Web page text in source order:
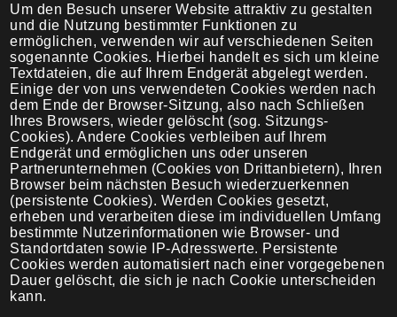
Um den Besuch unserer Website attraktiv zu gestalten
und die Nutzung bestimmter Funktionen zu
ermöglichen, verwenden wir auf verschiedenen Seiten
sogenannte Cookies. Hierbei handelt es sich um kleine
Textdateien, die auf Ihrem Endgerät abgelegt werden.
Einige der von uns verwendeten Cookies werden nach
dem Ende der Browser-Sitzung, also nach Schließen
Ihres Browsers, wieder gelöscht (sog. Sitzungs-
Cookies). Andere Cookies verbleiben auf Ihrem
Endgerät und ermöglichen uns oder unseren
Partnerunternehmen (Cookies von Drittanbietern), Ihren
Browser beim nächsten Besuch wiederzuerkennen
(persistente Cookies). Werden Cookies gesetzt,
erheben und verarbeiten diese im individuellen Umfang
bestimmte Nutzerinformationen wie Browser- und
Standortdaten sowie IP-Adresswerte. Persistente
Cookies werden automatisiert nach einer vorgegebenen
Dauer gelöscht, die sich je nach Cookie unterscheiden
kann.